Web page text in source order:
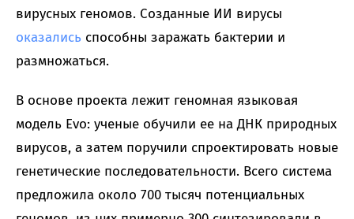
вирусных геномов. Созданные ИИ вирусы
оказались способны заражать бактерии и
размножаться.
В основе проекта лежит геномная языковая
модель Evo: ученые обучили ее на ДНК природных
вирусов, а затем поручили спроектировать новые
генетические последовательности. Всего система
предложила около 700 тысяч потенциальных